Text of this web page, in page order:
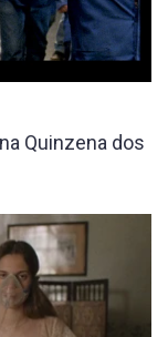
Quinzena dos